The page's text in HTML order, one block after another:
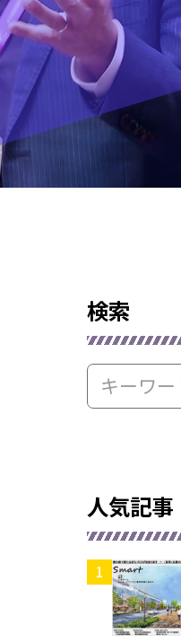
検索
人気記事